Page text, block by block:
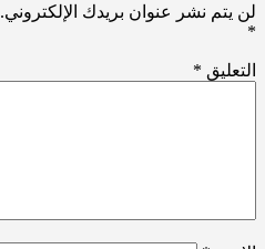
لن يتم نشر عنوان بريدك الإلكتروني.
*
التعليق *